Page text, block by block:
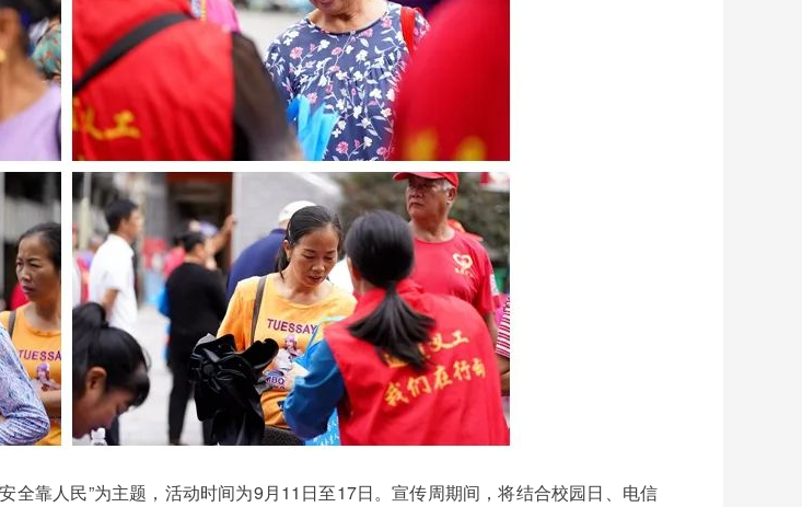
全靠人民”为主题，活动时间为9月11日至17日。宣传周期间，将结合校园日、电信